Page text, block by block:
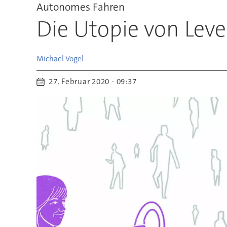
Autonomes Fahren
Die Utopie von
Michael Vogel
27. Februar 2020 - 09:37